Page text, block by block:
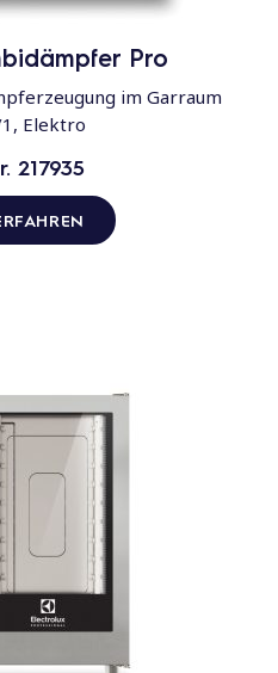
Pro
im Garraum
Elektro
217935